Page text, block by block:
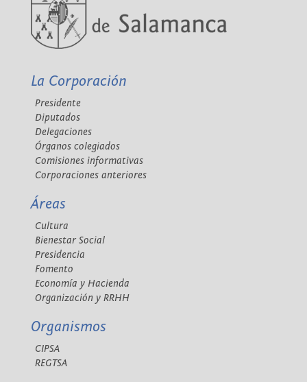
La Corporación
Presidente
Diputados
Delegaciones
Órganos colegiados
Comisiones informativas
Corporaciones anteriores
Áreas
Cultura
Bienestar Social
Presidencia
Fomento
Economía y Hacienda
Organización y RRHH
Organismos
CIPSA
REGTSA